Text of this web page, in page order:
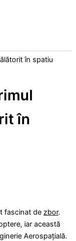
în
fascinat de zbor.
iar această
Aerospațială.